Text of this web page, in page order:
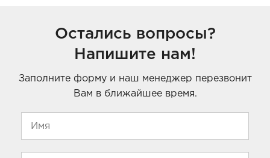
Остались вопросы?
Напишите нам!
Заполните форму и наш менеджер перезвонит
Вам в ближайшее время.